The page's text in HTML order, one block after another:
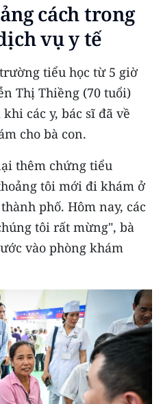
cách trong
vụ y tế
tiểu học từ 5 giờ
Thị Thiềng (70 tuổi)
các y, bác sĩ đã về
cho bà con.
thêm chứng tiểu
tôi mới đi khám ở
phố. Hôm nay, các
tôi rất mừng", bà
vào phòng khám